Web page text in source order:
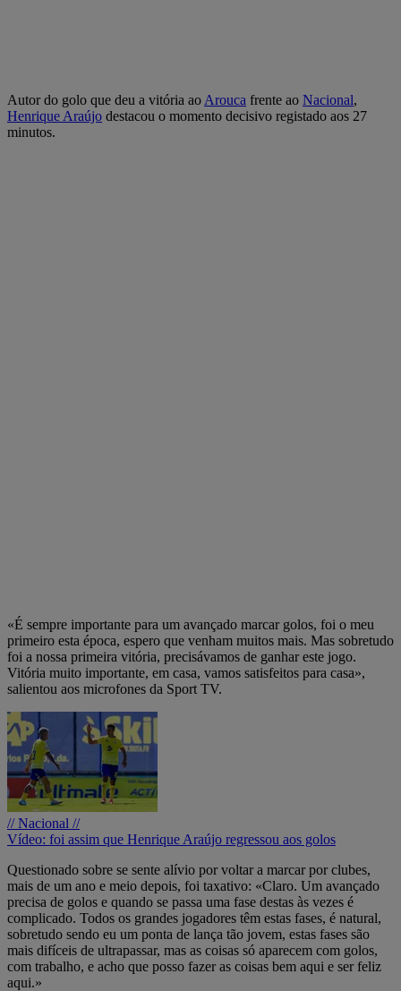
Autor do golo que deu a vitória ao Arouca frente ao Nacional,
Henrique Araújo destacou o momento decisivo registado aos 27
minutos.
«É sempre importante para um avançado marcar golos, foi o meu
primeiro esta época, espero que venham muitos mais. Mas sobretudo
foi a nossa primeira vitória, precisávamos de ganhar este jogo.
Vitória muito importante, em casa, vamos satisfeitos para casa»,
salientou aos microfones da Sport TV.
// Nacional //
Vídeo: foi assim que Henrique Araújo regressou aos golos
Questionado sobre se sente alívio por voltar a marcar por clubes,
mais de um ano e meio depois, foi taxativo: «Claro. Um avançado
precisa de golos e quando se passa uma fase destas às vezes é
complicado. Todos os grandes jogadores têm estas fases, é natural,
sobretudo sendo eu um ponta de lança tão jovem, estas fases são
mais difíceis de ultrapassar, mas as coisas só aparecem com golos,
com trabalho, e acho que posso fazer as coisas bem aqui e ser feliz
aqui.»